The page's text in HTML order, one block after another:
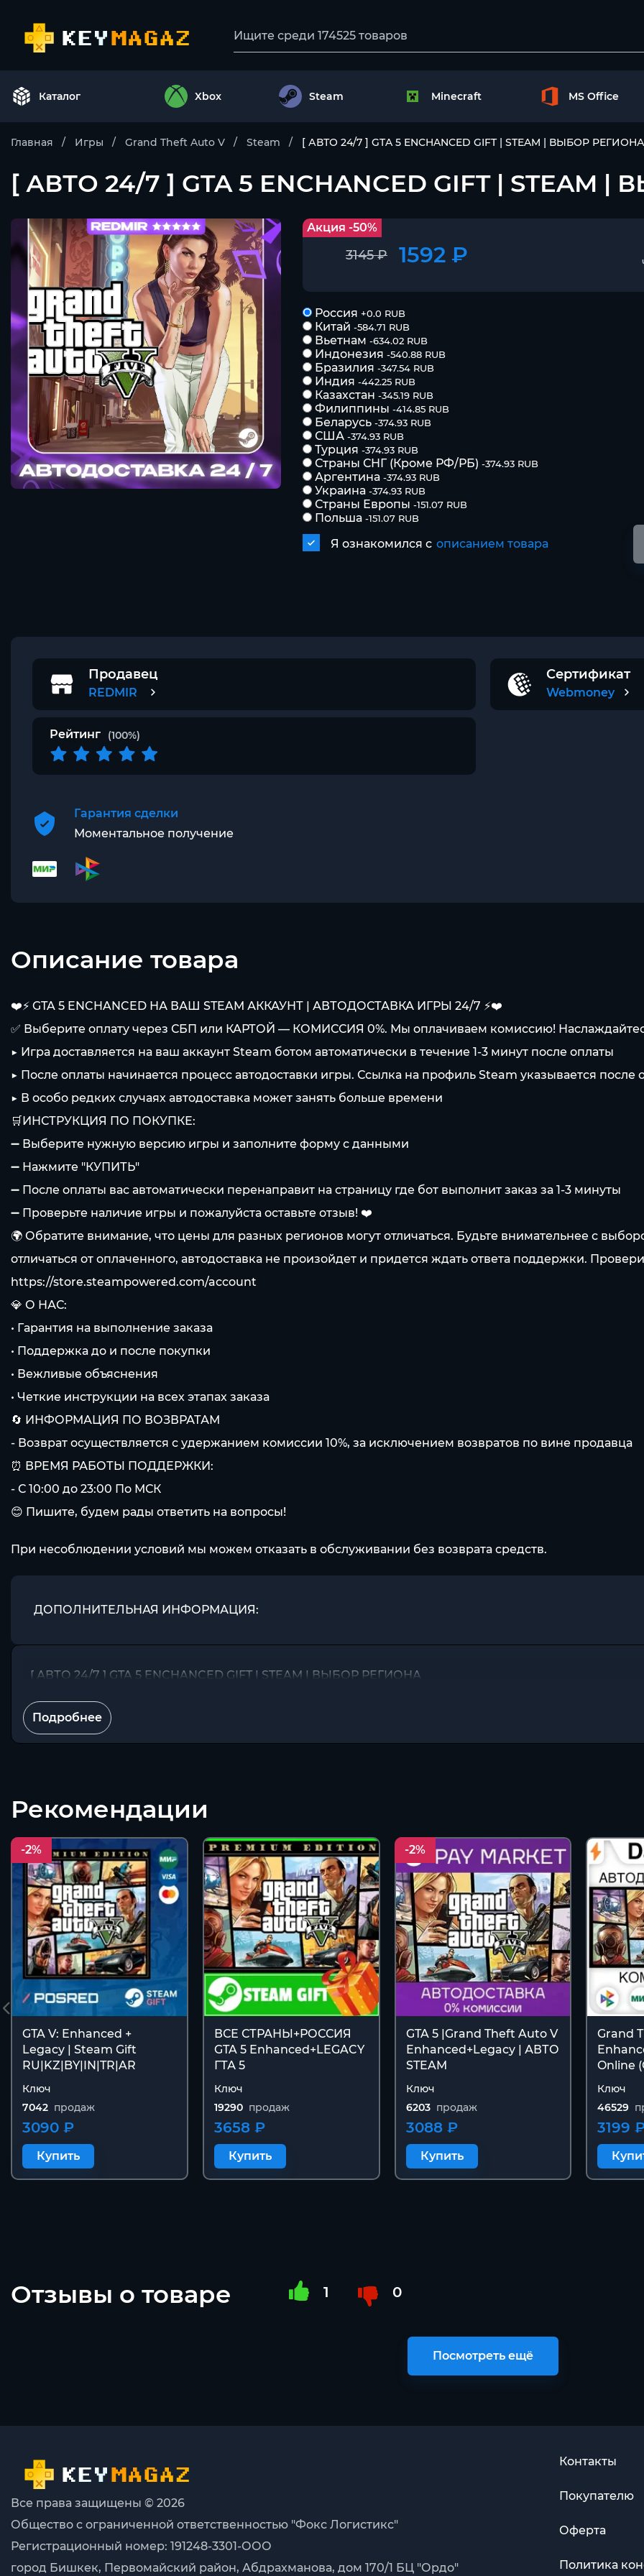
Каталог Xbox Steam Minecraft MS Office
Главная Игры Grand Theft Auto V Steam [ АВТО 24/7 ] GTA 5 ENCHANCED GIFT | STEAM | ВЫБОР РЕГИОНА
[ АВТО 24/7 ] GTA 5 ENCHANCED GIFT | STEAM
Акция -50%
3145 ₽ 1592 ₽
Россия +0.0 RUB
Китай -584.71 RUB
Вьетнам -634.02 RUB
Индонезия -540.88 RUB
Бразилия -347.54 RUB
Индия -442.25 RUB
Казахстан -345.19 RUB
Филиппины -414.85 RUB
Беларусь -374.93 RUB
США -374.93 RUB
Турция -374.93 RUB
Страны СНГ (Кроме РФ/РБ) -374.93 RUB
Аргентина -374.93 RUB
Украина -374.93 RUB
Страны Европы -151.07 RUB
Польша -151.07 RUB
Я ознакомился с описанием товара
Продавец
REDMIR
Сертификат
Webmoney
Рейтинг (100%)
Гарантия сделки
Моментальное получение
Описание товара
❤️⚡️ GTA 5 ENCHANCED НА ВАШ STEAM АККАУНТ | АВТОДОСТАВКА ИГРЫ 24/7 ⚡️❤️
✅ Выберите оплату через СБП или КАРТОЙ — КОМИССИЯ 0%. Мы оплачиваем комиссию!
▶️ Игра доставляется на ваш аккаунт Steam ботом автоматически в течение 1-3 минут после оплаты
▶️ После оплаты начинается процесс автодоставки игры. Ссылка на профиль Steam указывается после
▶️ В особо редких случаях автодоставка может занять больше времени
🛒ИНСТРУКЦИЯ ПО ПОКУПКЕ:
➖ Выберите нужную версию игры и заполните форму с данными
➖ Нажмите "КУПИТЬ"
➖ После оплаты вас автоматически перенаправит на страницу где бот выполнит заказ за 1-3 минуты
➖ Проверьте наличие игры и пожалуйста оставьте отзыв! ❤️
🌍 Обратите внимание, что цены для разных регионов могут отличаться. Будьте внимательнее с
отличаться от оплаченного, автодоставка не произойдет и придется ждать ответа поддержки.
https://store.steampowered.com/account
💎 О НАС:
• Гарантия на выполнение заказа
• Поддержка до и после покупки
• Вежливые объяснения
• Четкие инструкции на всех этапах заказа
🔄 ИНФОРМАЦИЯ ПО ВОЗВРАТАМ
- Возврат осуществляется с удержанием комиссии 10%, за исключением возвратов по вине продавца
⏰ ВРЕМЯ РАБОТЫ ПОДДЕРЖКИ:
- С 10:00 до 23:00 По МСК
😊 Пишите, будем рады ответить на вопросы!
При несоблюдении условий мы можем отказать в обслуживании без возврата средств.
ДОПОЛНИТЕЛЬНАЯ ИНФОРМАЦИЯ:
[ АВТО 24/7 ] GTA 5 ENCHANCED GIFT | STEAM | ВЫБОР РЕГИОНА
Подробнее
Рекомендации
-2%
GTA V: Enhanced +
Legacy | Steam Gift
RU|KZ|BY|IN|TR|AR
Ключ
7042 продаж
3090 ₽
Купить
ВСЕ СТРАНЫ+РОССИЯ
GTA 5 Enhanced+LEGACY
ГТА 5
Ключ
19290 продаж
3658 ₽
Купить
-2%
GTA 5 |Grand Theft Auto V
Enhanced+Legacy | АВТО
STEAM
Ключ
6203 продаж
3088 ₽
Купить
Grand
Online
Ключ
46529
3199
Отзывы о товаре 1 0
Посмотреть ещё
Все права защищены © 2026
Общество с ограниченной ответственностью "Фокс Логистикс"
Регистрационный номер: 191248-3301-ООО
город Бишкек, Первомайский район, Абдрахманова, дом 170/1 БЦ "Ордо"
Контакты
Покупателю
Оферта
Политика